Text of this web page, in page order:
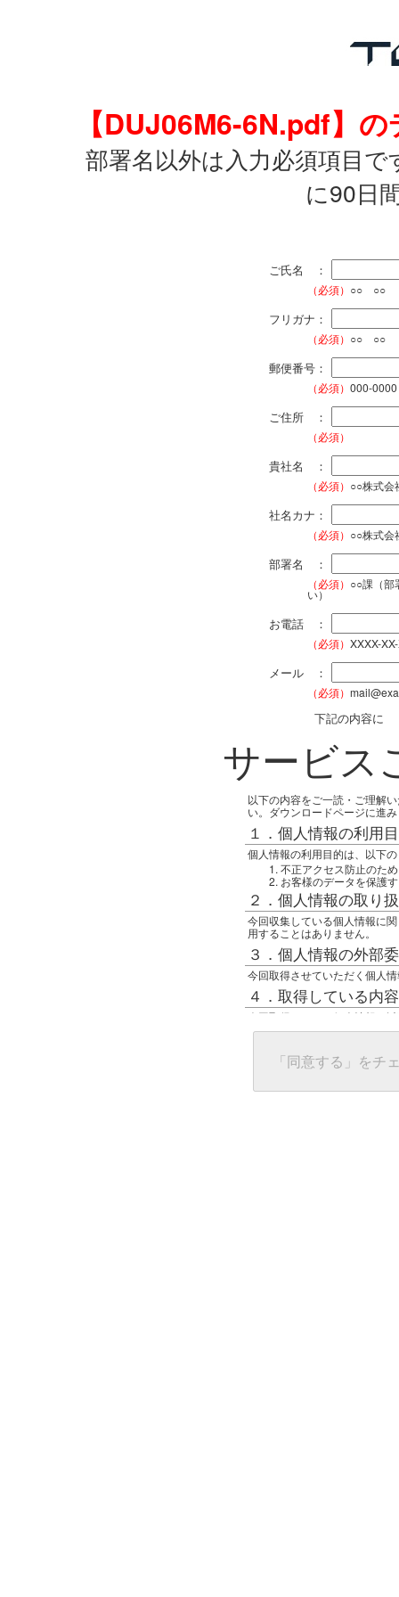
【DUJ06M6-6N.pdf】
部署名以外は入力必須項目
に90日
ご氏名 ：
（必須） ○○ ○○
フリガナ：
（必須） ○○ ○○
郵便番号：
（必須） 000-0000
ご住所 ：
（必須）
貴社名 ：
（必須） ○○株式会
社名カナ：
（必須） ○○株式会
部署名 ：
（必須） ○○課（部
い）
お電話 ：
（必須） XXXX-
メール ：
（必須）
下記の内容に
サービス
以下の内容をご一読・ご理解
い。ダウンロードページに進
１．個人情報の利用
個人情報の利用目的は、以下
不正アクセス防止のため
お客様のデータを保護
２．個人情報の取り
今回収集している個人情報に
用することはありません。
３．個人情報の外部
今回取得させていただく個人
４．取得している内
今回取得している個人情報は
任意の名前
グローバルIPアドレス
接続ホスト情報
５．個人情報に関す
「同意する」をチ